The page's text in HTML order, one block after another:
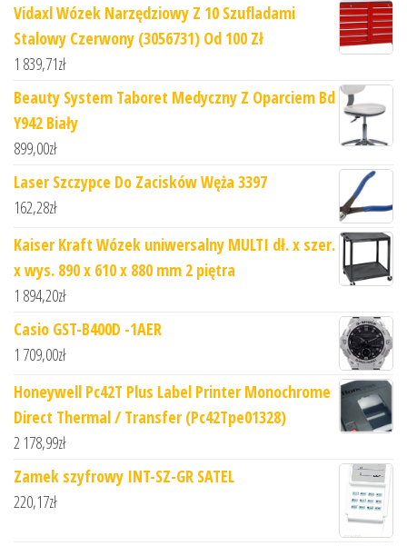
Vidaxl Wózek Narzędziowy Z 10 Szufladami
Stalowy Czerwony (3056731) Od 100 Zł
1 839,71zł
Beauty System Taboret Medyczny Z Oparciem Bd
Y942 Biały
899,00zł
Laser Szczypce Do Zacisków Węża 3397
162,28zł
Kaiser Kraft Wózek uniwersalny MULTI dł. x szer.
x wys. 890 x 610 x 880 mm 2 piętra
1 894,20zł
Casio GST-B400D -1AER
1 709,00zł
Honeywell Pc42T Plus Label Printer Monochrome
Direct Thermal / Transfer (Pc42Tpe01328)
2 178,99zł
Zamek szyfrowy INT-SZ-GR SATEL
220,17zł